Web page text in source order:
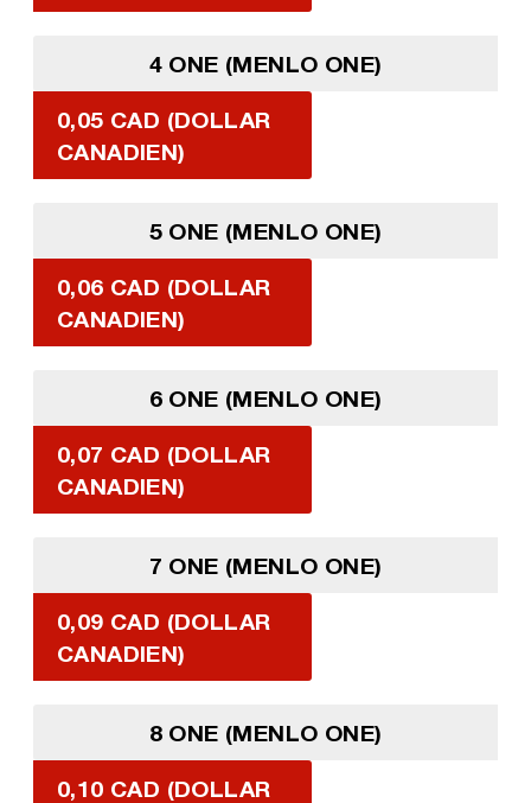
4 ONE (MENLO ONE)
0,05 CAD (DOLLAR
CANADIEN)
5 ONE (MENLO ONE)
0,06 CAD (DOLLAR
CANADIEN)
6 ONE (MENLO ONE)
0,07 CAD (DOLLAR
CANADIEN)
7 ONE (MENLO ONE)
0,09 CAD (DOLLAR
CANADIEN)
8 ONE (MENLO ONE)
0,10 CAD (DOLLAR